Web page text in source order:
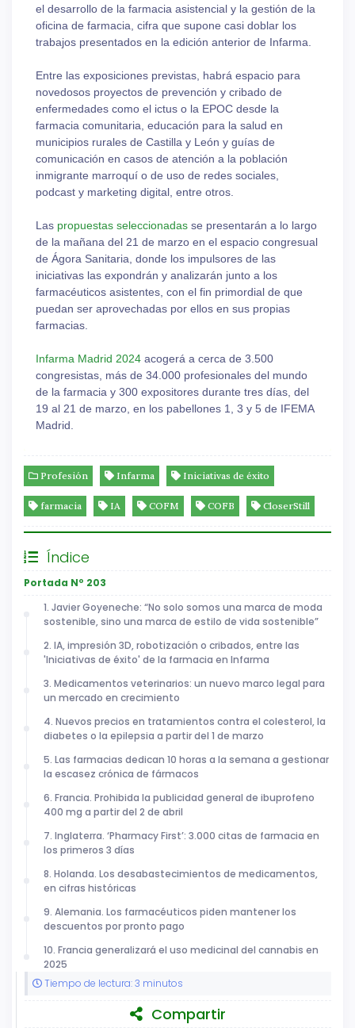
el desarrollo de la farmacia asistencial y la gestión de la
oficina de farmacia, cifra que supone casi doblar los
trabajos presentados en la edición anterior de Infarma.
Entre las exposiciones previstas, habrá espacio para
novedosos proyectos de prevención y cribado de
enfermedades como el ictus o la EPOC desde la
farmacia comunitaria, educación para la salud en
municipios rurales de Castilla y León y guías de
comunicación en casos de atención a la población
inmigrante marroquí o de uso de redes sociales,
podcast y marketing digital, entre otros.
Las propuestas seleccionadas se presentarán a lo largo
de la mañana del 21 de marzo en el espacio congresual
de Ágora Sanitaria, donde los impulsores de las
iniciativas las expondrán y analizarán junto a los
farmacéuticos asistentes, con el fin primordial de que
puedan ser aprovechadas por ellos en sus propias
farmacias.
Infarma Madrid 2024 acogerá a cerca de 3.500
congresistas, más de 34.000 profesionales del mundo
de la farmacia y 300 expositores durante tres días, del
19 al 21 de marzo, en los pabellones 1, 3 y 5 de IFEMA
Madrid.
Profesión Infarma Iniciativas de éxito
farmacia IA COFM COFB CloserStill
Índice
Portada Nº 203
1. Javier Goyeneche: “No solo somos una marca de moda
sostenible, sino una marca de estilo de vida sostenible”
2. IA, impresión 3D, robotización o cribados, entre las
'Iniciativas de éxito' de la farmacia en Infarma
3. Medicamentos veterinarios: un nuevo marco legal para
un mercado en crecimiento
4. Nuevos precios en tratamientos contra el colesterol, la
diabetes o la epilepsia a partir del 1 de marzo
5. Las farmacias dedican 10 horas a la semana a gestionar
la escasez crónica de fármacos
6. Francia. Prohibida la publicidad general de ibuprofeno
400 mg a partir del 2 de abril
7. Inglaterra. ‘Pharmacy First’: 3.000 citas de farmacia en
los primeros 3 días
8. Holanda. Los desabastecimientos de medicamentos,
en cifras históricas
9. Alemania. Los farmacéuticos piden mantener los
descuentos por pronto pago
10. Francia generalizará el uso medicinal del cannabis en
2025
Tiempo de lectura: 3 minutos
Compartir